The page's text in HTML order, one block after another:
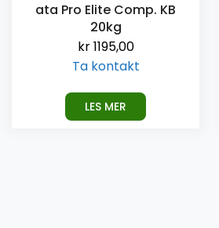
ata Pro Elite Comp. KB
20kg
kr1195,00
Ta kontakt
LES MER